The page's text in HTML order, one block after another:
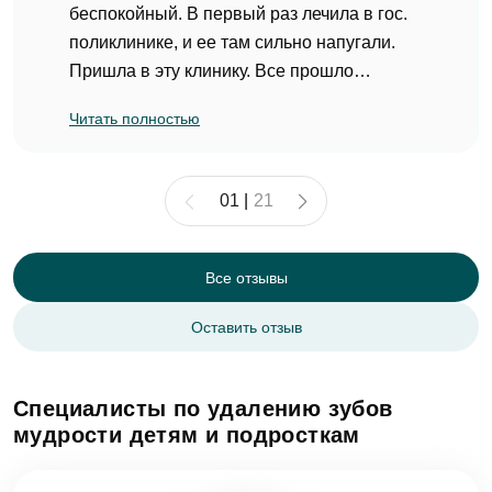
01 21
беспокойный. В первый раз лечила в гос.
поликлинике, и ее там сильно напугали.
Пришла в эту клинику. Все прошло
зубов.
Р. Дочка ее даже обняла в конце приема.
(Отзыв оставлен на ПРОДОКТОРОВ)
Читать полностью
Все отзывы
Оставить отзыв
Специалисты по удалению зубов
мудрости детям и подросткам
Согласен на
Записаться на приём
Оказанные услуги
Выбрать...
Оценка